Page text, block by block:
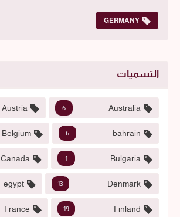
GERMANY
التسميات
Australia
6
Austria
bahrain
6
Belgium
Bulgaria
1
Canada
Denmark
13
egypt
Finland
19
France